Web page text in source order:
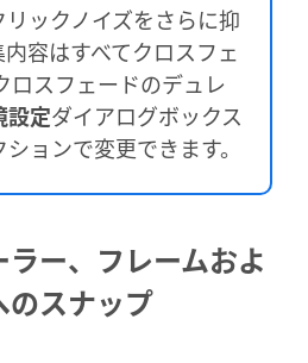
ックノイズをさらに抑
容はすべてクロスフェ
ロスフェードのデュレ
設定ダイアログボックス
ションで変更できます。
ー、フレームおよ
のスナップ